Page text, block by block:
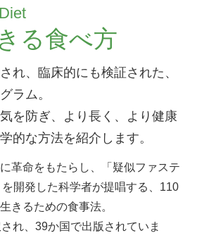
る食べ方
れ、臨床的にも検証された、
ラム。
を防ぎ、より長く、より健康
的な方法を紹介します。
革命をもたらし、「疑似ファステ
開発した科学者が提唱する、110
きるための食事法。
れ、39か国で出版されていま